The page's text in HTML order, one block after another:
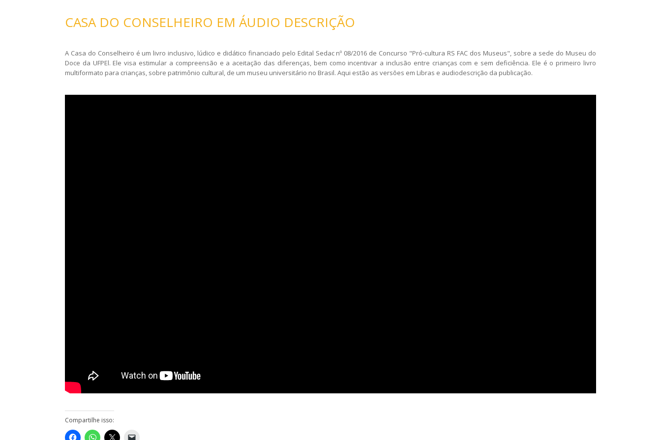
CASA DO CONSELHEIRO EM ÁUDIO DESCRIÇÃO
A Casa do Conselheiro é um livro inclusivo, lúdico e didático financiado pelo Edital Sedac nº 08/2016 de Concurso "Pró-cultura RS FAC dos Museus", sobre a sede do Museu do
Doce da UFPEl. Ele visa estimular a compreensão e a aceitação das diferenças, bem como incentivar a inclusão entre crianças com e sem deficiência. Ele é o primeiro livro
multiformato para crianças, sobre patrimônio cultural, de um museu universitário no Brasil. Aqui estão as versões em Libras e audiodescrição da publicação.
Compartilhe isso: